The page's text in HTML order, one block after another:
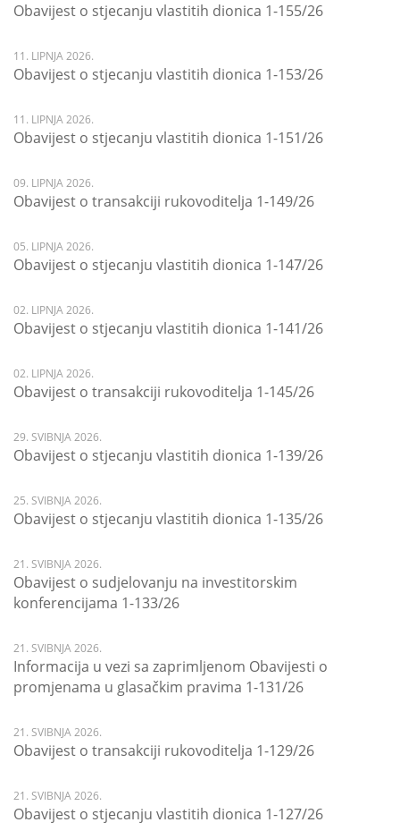
Obavijest o stjecanju vlastitih dionica 1-155/26
11. LIPNJA 2026.
Obavijest o stjecanju vlastitih dionica 1-153/26
11. LIPNJA 2026.
Obavijest o stjecanju vlastitih dionica 1-151/26
09. LIPNJA 2026.
Obavijest o transakciji rukovoditelja 1-149/26
05. LIPNJA 2026.
Obavijest o stjecanju vlastitih dionica 1-147/26
02. LIPNJA 2026.
Obavijest o stjecanju vlastitih dionica 1-141/26
02. LIPNJA 2026.
Obavijest o transakciji rukovoditelja 1-145/26
29. SVIBNJA 2026.
Obavijest o stjecanju vlastitih dionica 1-139/26
25. SVIBNJA 2026.
Obavijest o stjecanju vlastitih dionica 1-135/26
21. SVIBNJA 2026.
Obavijest o sudjelovanju na investitorskim
konferencijama 1-133/26
21. SVIBNJA 2026.
Informacija u vezi sa zaprimljenom Obavijesti o
promjenama u glasačkim pravima 1-131/26
21. SVIBNJA 2026.
Obavijest o transakciji rukovoditelja 1-129/26
21. SVIBNJA 2026.
Obavijest o stjecanju vlastitih dionica 1-127/26